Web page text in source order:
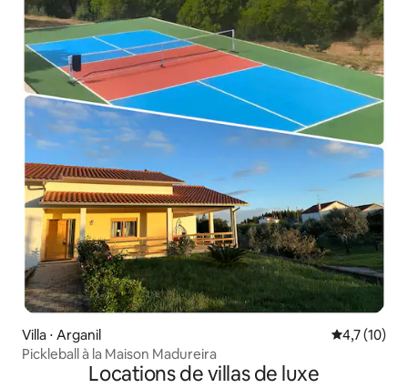
Villa ⋅ Arganil Évaluation
4,7 (10)
Pickleball à la Maison Madureira
Locations de villas de luxe